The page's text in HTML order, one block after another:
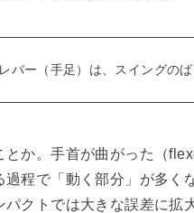
レバー（手足）は、スイングの
とか。手首が曲がった（
過程で「動く部分」が多く
パクトでは大きな誤差に拡